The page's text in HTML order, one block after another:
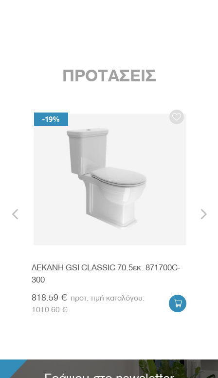
ΠΡΟΤΑΣΕΙΣ
-19%
ΛΕΚΑΝΗ GSI CLASSIC 70.5εκ. 871700C-
300
818.59 €
1010.60 €
